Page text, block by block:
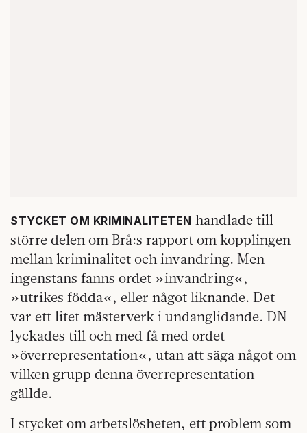
STYCKET OM KRIMINALITETEN handlade till
större delen om Brå:s rapport om kopplingen
mellan kriminalitet och invandring. Men
ingenstans fanns ordet »invandring«,
»utrikes födda«, eller något liknande. Det
var ett litet mästerverk i undanglidande. DN
lyckades till och med få med ordet
»överrepresentation«, utan att säga något om
vilken grupp denna överrepresentation
gällde.
I stycket om arbetslösheten, ett problem som